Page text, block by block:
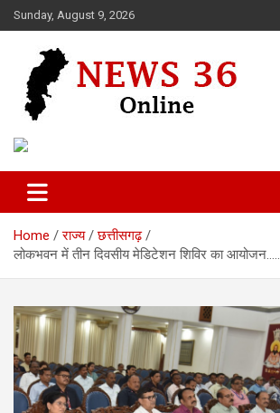
Skip
to
Sunday, August 9, 2026
News 36
Home राज्य
छत्तीसगढ़
लोकभवन में तीन दिवसीय मेडिटेशन शिविर का आयोजन…..